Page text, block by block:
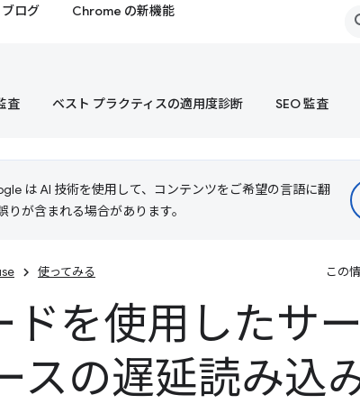
ブログ Chrome の新機能
査 ベスト プラクティスの適用度診断 SEO 監査
は AI 技術を使用して、コンテンツをご希望の言語に翻
が含まれる場合があります。
使ってみる この
ドを使用したサ
スの遅延読み込